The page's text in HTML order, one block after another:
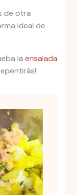
de otra
ideal de
la ensalada